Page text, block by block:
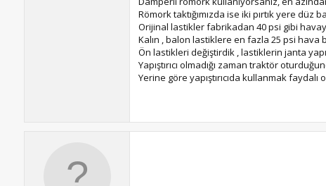
Römork taktığımızda ise iki pırtık yere düz
Orijinal lastikler fabrikadan 40 psi gibi
Kalın , balon lastiklere en fazla 25 psi hava
Ön lastikleri değiştirdik , lastiklerin janta
Yapıştırıcı olmadığı zaman traktör
Yerine göre yapıştırıcıda kullanmak faydalı